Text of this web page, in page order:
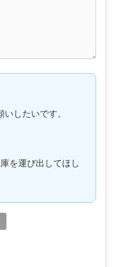
したいです。
を運び出してほし